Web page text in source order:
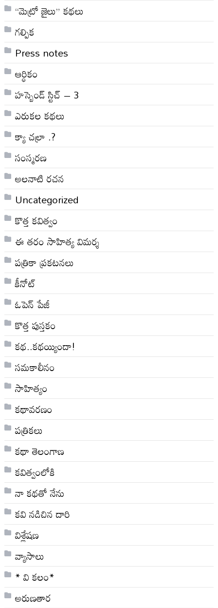
“మెట్రో జైలు” కథలు
గల్పిక
Press notes
ఆర్ధికం
హస్బెండ్ స్టిచ్ – 3
ఎరుకల కథలు
క్యా చల్రా .?
సంస్మరణ
అలనాటి రచన
Uncategorized
కొత్త కవిత్వం
ఈ తరం సాహిత్య విమర్శ
పత్రికా ప్రకటనలు
కీనోట్
ఓపెన్ పేజీ
కొత్త పుస్తకం
కథ..కథయ్యిందా!
సమకాలీనం
సాహిత్యం
కథావరణం
పత్రికలు
కథా తెలంగాణ
కవిత్వంలోకి
నా క‌థ‌తో నేను
కవి నడిచిన దారి
విశ్లేషణ
వ్యాసాలు
* వి క‌లం*
అరుణతార